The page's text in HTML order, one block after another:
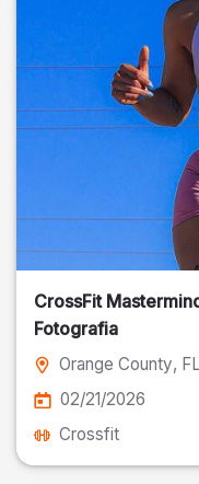
CrossFit
Fotografia
Orange County,
02/21/2026
Crossfit